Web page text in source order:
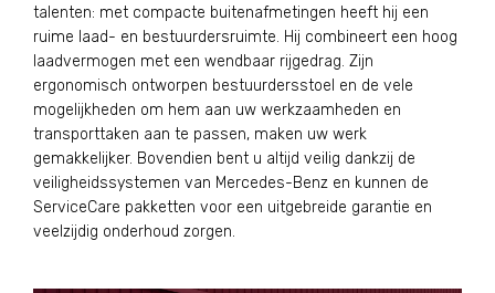
talenten: met compacte buitenafmetingen heeft hij een
ruime laad- en bestuurdersruimte. Hij combineert een hoog
laadvermogen met een wendbaar rijgedrag. Zijn
ergonomisch ontworpen bestuurdersstoel en de vele
mogelijkheden om hem aan uw werkzaamheden en
transporttaken aan te passen, maken uw werk
gemakkelijker. Bovendien bent u altijd veilig dankzij de
veiligheidssystemen van Mercedes-Benz en kunnen de
ServiceCare pakketten voor een uitgebreide garantie en
veelzijdig onderhoud zorgen.